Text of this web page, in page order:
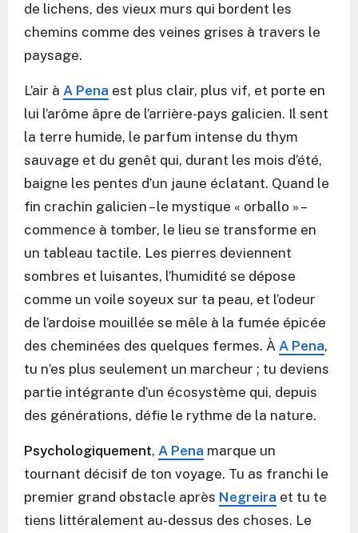
de lichens, des vieux murs qui bordent les
chemins comme des veines grises à travers le
paysage.
L’air à A Pena est plus clair, plus vif, et porte en
lui l’arôme âpre de l’arrière-pays galicien. Il sent
la terre humide, le parfum intense du thym
sauvage et du genêt qui, durant les mois d’été,
baigne les pentes d’un jaune éclatant. Quand le
fin crachin galicien – le mystique « orballo » –
commence à tomber, le lieu se transforme en
un tableau tactile. Les pierres deviennent
sombres et luisantes, l’humidité se dépose
comme un voile soyeux sur ta peau, et l’odeur
de l’ardoise mouillée se mêle à la fumée épicée
des cheminées des quelques fermes. À A Pena,
tu n’es plus seulement un marcheur ; tu deviens
partie intégrante d’un écosystème qui, depuis
des générations, défie le rythme de la nature.
Psychologiquement, A Pena marque un
tournant décisif de ton voyage. Tu as franchi le
premier grand obstacle après Negreira et tu te
tiens littéralement au-dessus des choses. Le